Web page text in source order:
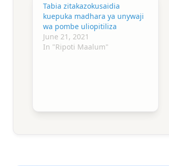
Tabia zitakazokusaidia
kuepuka madhara ya unywaji
wa pombe uliopitiliza
June 21, 2021
In "Ripoti Maalum"